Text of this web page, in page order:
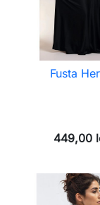
Fusta
449,00